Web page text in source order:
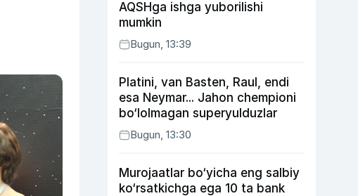
AQSHga ishga yuborilishi
mumkin
Bugun, 13:39
Platini, van Basten, Raul, endi
esa Neymar... Jahon chempioni
bo‘lolmagan superyulduzlar
Bugun, 13:30
Murojaatlar bo‘yicha eng salbiy
ko‘rsatkichga ega 10 ta bank